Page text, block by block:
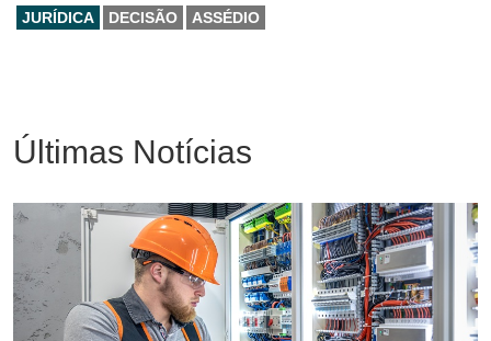
JURÍDICA DECISÃO ASSÉDIO
Últimas Notícias